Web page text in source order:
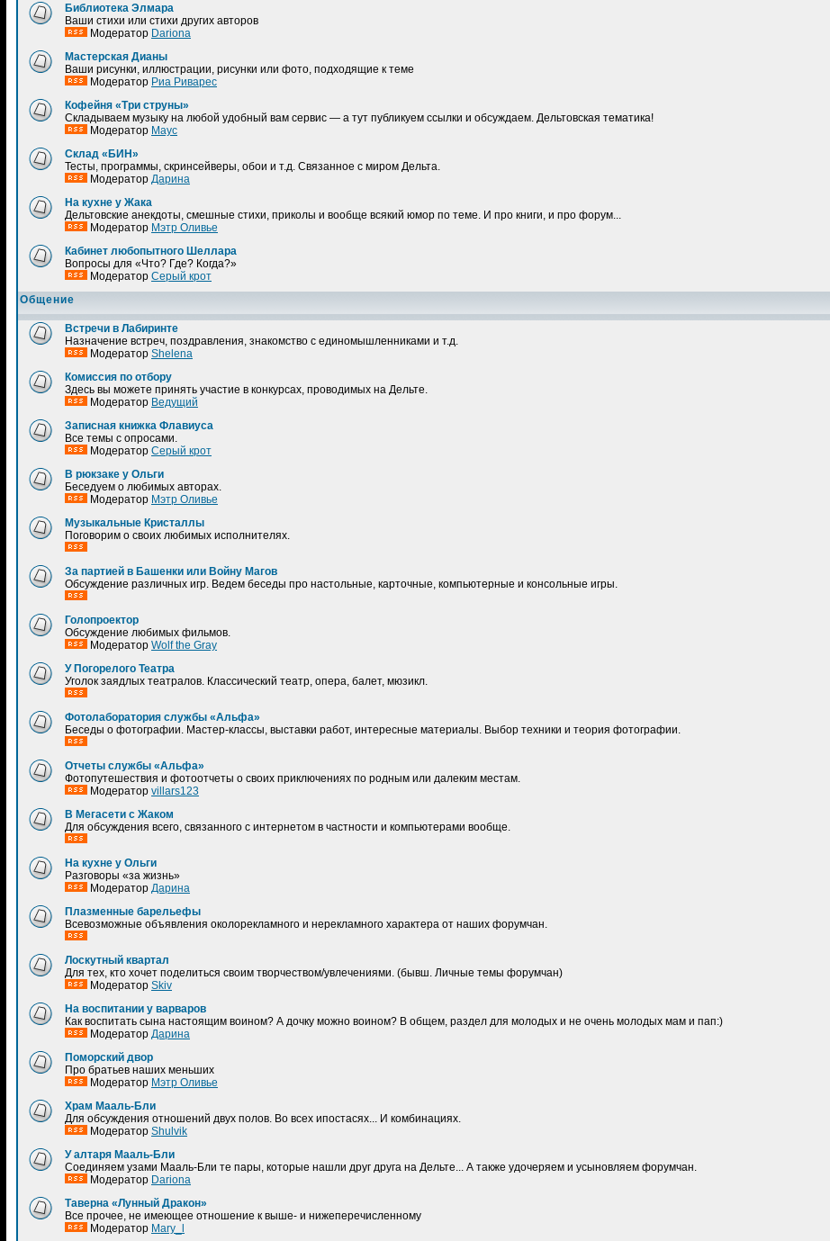
Библиотека Элмара
Ваши стихи или стихи других авторов
Модератор Dariona
Мастерская Дианы
Ваши рисунки, иллюстрации, рисунки или фото, подходящие к теме
Модератор Риа Риварес
Кофейня «Три струны»
Складываем музыку на любой удобный вам сервис — а тут публикуем ссылки и обсуждаем. Дельтовская тематика!
Модератор Маус
Склад «БИН»
Тесты, программы, скринсейверы, обои и т.д. Связанное с миром Дельта.
Модератор Дарина
На кухне у Жака
Дельтовские анекдоты, смешные стихи, приколы и вообще всякий юмор по теме. И про книги, и про форум...
Модератор Мэтр Оливье
Кабинет любопытного Шеллара
Вопросы для «Что? Где? Когда?»
Модератор Серый крот
Общение
Встречи в Лабиринте
Назначение встреч, поздравления, знакомство с единомышленниками и т.д.
Модератор Shelena
Комиссия по отбору
Здесь вы можете принять участие в конкурсах, проводимых на Дельте.
Модератор Ведущий
Записная книжка Флавиуса
Все темы с опросами.
Модератор Серый крот
В рюкзаке у Ольги
Беседуем о любимых авторах.
Модератор Мэтр Оливье
Музыкальные Кристаллы
Поговорим о своих любимых исполнителях.
За партией в Башенки или Войну Магов
Обсуждение различных игр. Ведем беседы про настольные, карточные, компьютерные и консольные игры.
Голопроектор
Обсуждение любимых фильмов.
Модератор Wolf the Gray
У Погорелого Театра
Уголок заядлых театралов. Классический театр, опера, балет, мюзикл.
Фотолаборатория службы «Альфа»
Беседы о фотографии. Мастер-классы, выставки работ, интересные материалы. Выбор техники и теория фотографии.
Отчеты службы «Альфа»
Фотопутешествия и фотоотчеты о своих приключениях по родным или далеким местам.
Модератор villars123
В Мегасети с Жаком
Для обсуждения всего, связанного с интернетом в частности и компьютерами вообще.
На кухне у Ольги
Разговоры «за жизнь»
Модератор Дарина
Плазменные барельефы
Всевозможные объявления околорекламного и нерекламного характера от наших форумчан.
Лоскутный квартал
Для тех, кто хочет поделиться своим творчеством/увлечениями. (бывш. Личные темы форумчан)
Модератор Skiv
На воспитании у варваров
Как воспитать сына настоящим воином? А дочку можно воином? В общем, раздел для молодых и не очень молодых мам и пап:)
Модератор Дарина
Поморский двор
Про братьев наших меньших
Модератор Мэтр Оливье
Храм Мааль-Бли
Для обсуждения отношений двух полов. Во всех ипостасях... И комбинациях.
Модератор Shulvik
У алтаря Мааль-Бли
Соединяем узами Мааль-Бли те пары, которые нашли друг друга на Дельте... А также удочеряем и усыновляем форумчан.
Модератор Dariona
Таверна «Лунный Дракон»
Все прочее, не имеющее отношение к выше- и нижеперечисленному
Модератор Mary_l